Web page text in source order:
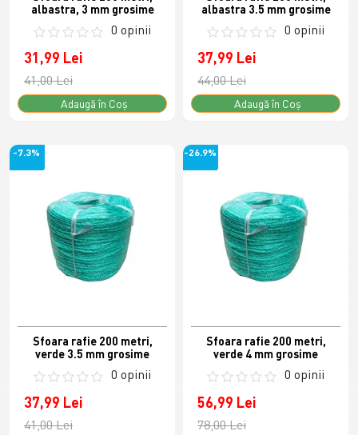
albastra, 3 mm grosime
0 opinii
31,99 Lei
41,00 Lei
Adaugă în Coş
albastra 3.5 mm grosime
0 opinii
37,99 Lei
44,00 Lei
Adaugă în Coş
-7.3%
Sfoara rafie 200 metri,
verde 3.5 mm grosime
0 opinii
37,99 Lei
41,00 Lei
-26.9%
Sfoara rafie 200 metri,
verde 4 mm grosime
0 opinii
56,99 Lei
78,00 Lei